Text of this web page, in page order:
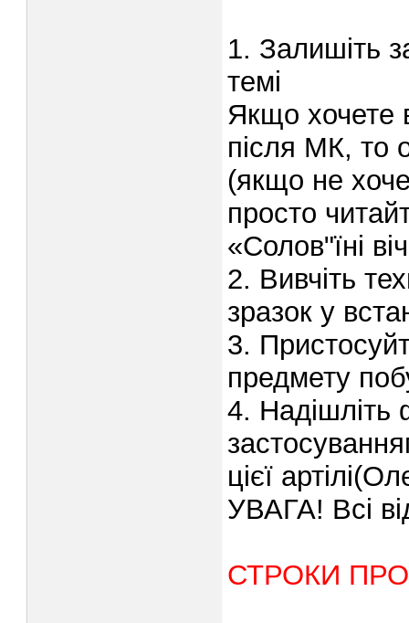
1. Залишіть
темі
Якщо хочете
після МК, то
(якщо не
просто
«Солов"їні
2. Вивчіть
зразок у
3.
предмету
4. Надішліть
цієї
УВАГА! Всі
СТРОКИ